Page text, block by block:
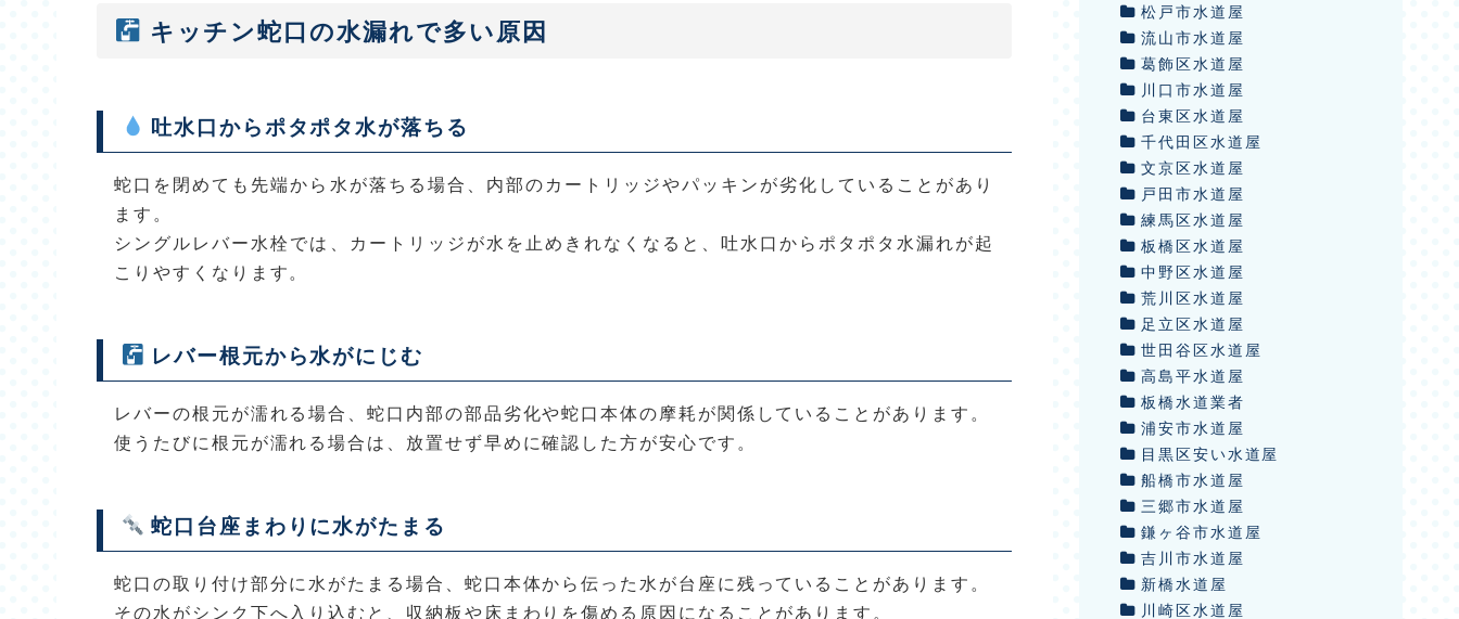
キッチン蛇口の水漏れで多い原因
吐水口からポタポタ水が落ちる
蛇口を閉めても先端から水が落ちる場合、内部のカートリッジやパッキンが劣化していることがあり
ます。
シングルレバー水栓では、カートリッジが水を止めきれなくなると、吐水口からポタポタ水漏れが起
こりやすくなります。
レバー根元から水がにじむ
レバーの根元が濡れる場合、蛇口内部の部品劣化や蛇口本体の摩耗が関係していることがあります。
使うたびに根元が濡れる場合は、放置せず早めに確認した方が安心です。
蛇口台座まわりに水がたまる
蛇口の取り付け部分に水がたまる場合、蛇口本体から伝った水が台座に残っていることがあります。
その水がシンク下へ入り込むと、収納板や床まわりを傷める原因になることがあります。
松戸市水道屋
流山市水道屋
葛飾区水道屋
川口市水道屋
台東区水道屋
千代田区水道屋
文京区水道屋
戸田市水道屋
練馬区水道屋
板橋区水道屋
中野区水道屋
荒川区水道屋
足立区水道屋
世田谷区水道屋
高島平水道屋
板橋水道業者
浦安市水道屋
目黒区安い水道屋
船橋市水道屋
三郷市水道屋
鎌ヶ谷市水道屋
吉川市水道屋
新橋水道屋
川崎区水道屋